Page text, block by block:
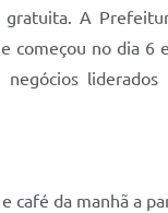
A
começou no dia 6
liderados
da manhã a